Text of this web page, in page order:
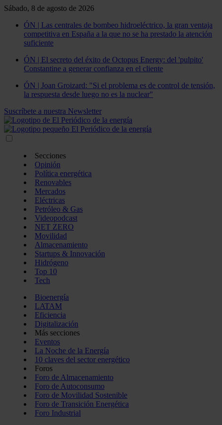
Sábado, 8 de agosto de 2026
ÓN | Las centrales de bombeo hidroeléctrico, la gran ventaja
competitiva en España a la que no se ha prestado la atención
suficiente
ÓN | El secreto del éxito de Octopus Energy: del 'pulpito'
Constantine a generar confianza en el cliente
ÓN | Joan Groizard: "Si el problema es de control de tensión,
la respuesta desde luego no es la nuclear"
Suscríbete a nuestra Newsletter
Secciones
Opinión
Política energética
Renovables
Mercados
Eléctricas
Petróleo & Gas
Videopodcast
NET ZERO
Movilidad
Almacenamiento
Startups & Innovación
Hidrógeno
Top 10
Tech
Bioenergía
LATAM
Eficiencia
Digitalización
Más secciones
Eventos
La Noche de la Energía
10 claves del sector energético
Foros
Foro de Almacenamiento
Foro de Autoconsumo
Foro de Movilidad Sostenible
Foro de Transición Energética
Foro Industrial